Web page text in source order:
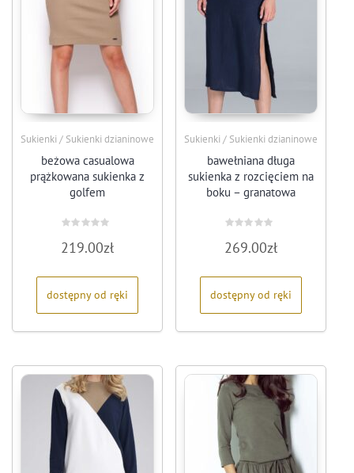
Sukienki / Sukienki dzianinowe
beżowa casualowa
prążkowana sukienka z
golfem
0
na
219.00zł
dostępny od ręki
Sukienki / Sukienki dzianinowe
bawełniana długa
sukienka z rozcięciem na
boku – granatowa
0
na
269.00zł
dostępny od ręki